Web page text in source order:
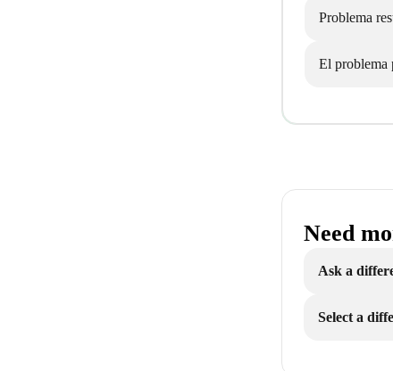
Problema
El problema
Need
Ask a
Select a